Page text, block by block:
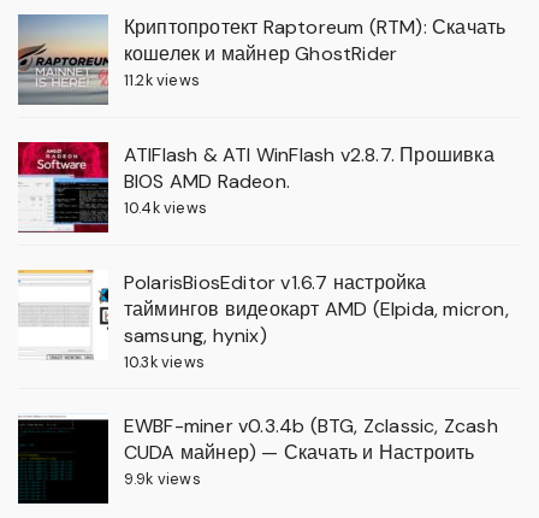
Криптопротект Raptoreum (RTM): Скачать
кошелек и майнер GhostRider
11.2k views
ATIFlash & ATI WinFlash v2.8.7. Прошивка
BIOS AMD Radeon.
10.4k views
PolarisBiosEditor v1.6.7 настройка
таймингов видеокарт AMD (Elpida, micron,
samsung, hynix)
10.3k views
EWBF-miner v0.3.4b (BTG, Zclassic, Zcash
CUDA майнер) — Скачать и Настроить
9.9k views